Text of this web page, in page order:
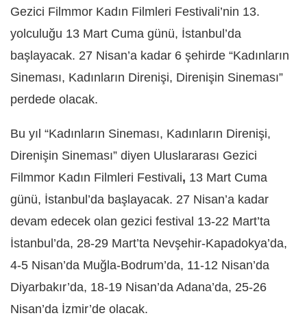
Gezici Filmmor Kadın Filmleri Festivali’nin 13.
yolculuğu 13 Mart Cuma günü, İstanbul’da
başlayacak. 27 Nisan’a kadar 6 şehirde “Kadınların
Sineması, Kadınların Direnişi, Direnişin Sineması”
perdede olacak.
Bu yıl “Kadınların Sineması, Kadınların Direnişi,
Direnişin Sineması” diyen Uluslararası Gezici
Filmmor Kadın Filmleri Festivali, 13 Mart Cuma
günü, İstanbul’da başlayacak. 27 Nisan’a kadar
devam edecek olan gezici festival 13-22 Mart’ta
İstanbul’da, 28-29 Mart’ta Nevşehir-Kapadokya’da,
4-5 Nisan’da Muğla-Bodrum’da, 11-12 Nisan’da
Diyarbakır’da, 18-19 Nisan’da Adana’da, 25-26
Nisan’da İzmir’de olacak.